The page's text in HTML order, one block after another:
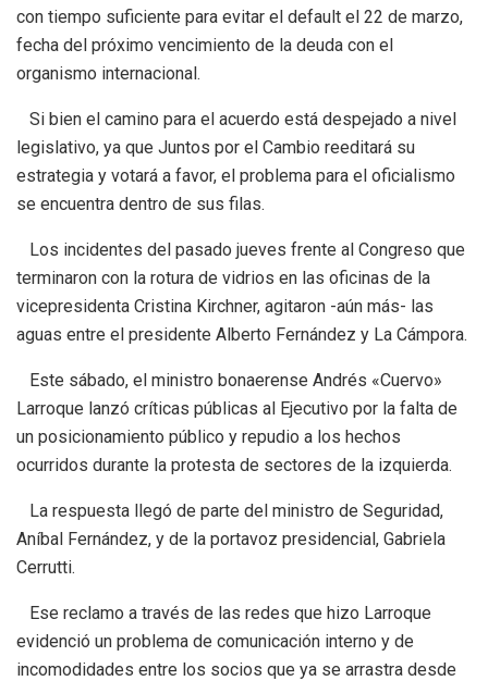
con tiempo suficiente para evitar el default el 22 de marzo,
fecha del próximo vencimiento de la deuda con el
organismo internacional.
Si bien el camino para el acuerdo está despejado a nivel
legislativo, ya que Juntos por el Cambio reeditará su
estrategia y votará a favor, el problema para el oficialismo
se encuentra dentro de sus filas.
Los incidentes del pasado jueves frente al Congreso que
terminaron con la rotura de vidrios en las oficinas de la
vicepresidenta Cristina Kirchner, agitaron -aún más- las
aguas entre el presidente Alberto Fernández y La Cámpora.
Este sábado, el ministro bonaerense Andrés «Cuervo»
Larroque lanzó críticas públicas al Ejecutivo por la falta de
un posicionamiento público y repudio a los hechos
ocurridos durante la protesta de sectores de la izquierda.
La respuesta llegó de parte del ministro de Seguridad,
Aníbal Fernández, y de la portavoz presidencial, Gabriela
Cerrutti.
Ese reclamo a través de las redes que hizo Larroque
evidenció un problema de comunicación interno y de
incomodidades entre los socios que ya se arrastra desde